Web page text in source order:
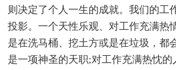
则决定了个人一生的成就。我们的工
投影。一个天性乐观、对工作充满热
是在洗马桶、挖土方或是在垃圾，都
是一项神圣的天职;对工作充满热忱的